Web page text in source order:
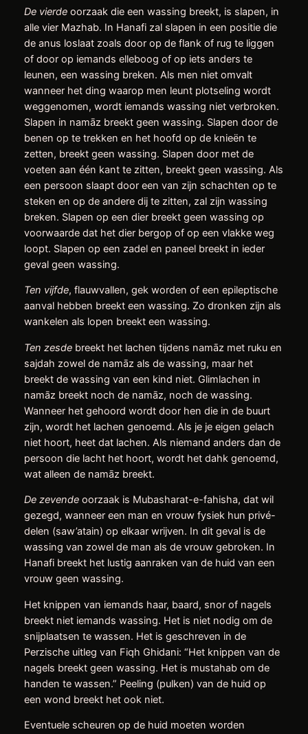
De vierdeoorzaak die een wassing breekt, is slapen, in
alle vier Mazhab. In Hanafi zal slapen in een positie die
de anus loslaat zoals door op de flank of rug te liggen
of door op iemands elleboog of op iets anders te
leunen, een wassing breken. Als men niet omvalt
wanneer het ding waarop men leunt plotseling wordt
weggenomen, wordt iemands wassing niet verbroken.
Slapen in namāz breekt geen wassing. Slapen door de
benen op te trekken en het hoofd op de knieën te
zetten, breekt geen wassing. Slapen door met de
voeten aan één kant te zitten, breekt geen wassing. Als
een persoon slaapt door een van zijn schachten op te
steken en op de andere dij te zitten, zal zijn wassing
breken. Slapen op een dier breekt geen wassing op
voorwaarde dat het dier bergop of op een vlakke weg
loopt. Slapen op een zadel en paneel breekt in ieder
geval geen wassing.
Ten vijfde, flauwvallen, gek worden of een epileptische
aanval hebben breekt een wassing. Zo dronken zijn als
wankelen als lopen breekt een wassing.
Ten zesdebreekt het lachen tijdens namāz met ruku en
sajdah zowel de namāz als de wassing, maar het
breekt de wassing van een kind niet. Glimlachen in
namāz breekt noch de namāz, noch de wassing.
Wanneer het gehoord wordt door hen die in de buurt
zijn, wordt het lachen genoemd. Als je je eigen gelach
niet hoort, heet dat lachen. Als niemand anders dan de
persoon die lacht het hoort, wordt het dahk genoemd,
wat alleen de namāz breekt.
De zevendeoorzaak is Mubasharat-e-fahisha, dat wil
gezegd, wanneer een man en vrouw fysiek hun privé-
delen (saw’atain) op elkaar wrijven. In dit geval is de
wassing van zowel de man als de vrouw gebroken. In
Hanafi breekt het lustig aanraken van de huid van een
vrouw geen wassing.
Het knippen van iemands haar, baard, snor of nagels
breekt niet iemands wassing. Het is niet nodig om de
snijplaatsen te wassen. Het is geschreven in de
Perzische uitleg van Fiqh Ghidani: “Het knippen van de
nagels breekt geen wassing. Het is mustahab om de
handen te wassen.” Peeling (pulken) van de huid op
een wond breekt het ook niet.
Eventuele scheuren op de huid moeten worden